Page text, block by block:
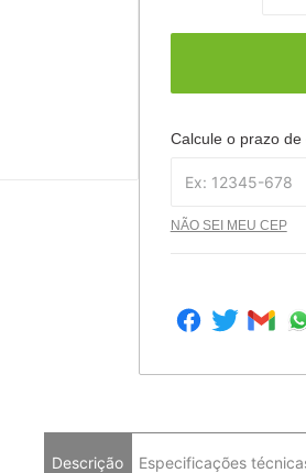
Calcule o prazo de
NÃO SEI MEU CEP
Descrição Especificações